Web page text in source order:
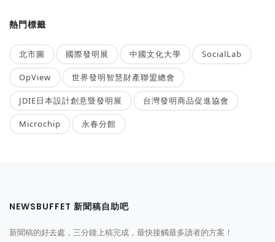
熱門標籤
北市圖 國際發明展 中國文化大學 SocialLab
OpView 世界發明智慧財產聯盟總會
JDIE日本設計創意暨發明展 台灣發明商品促進協會
Microchip 永春分館
NEWSBUFFET 新聞稿自助吧
新聞稿的好去處，三分鐘上稿完成，最快接觸最多讀者的方案！